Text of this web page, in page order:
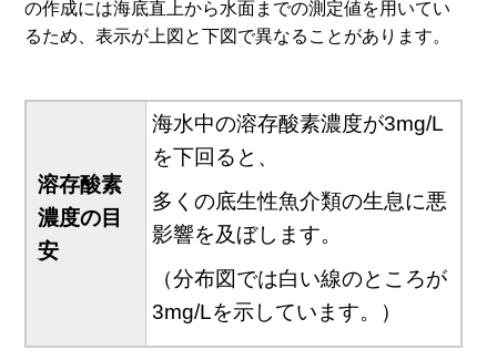
の作成には海底直上から水面までの測定値を用いてい
るため、表示が上図と下図で異なることがあります。
溶存酸素
濃度の目
安
海水中の溶存酸素濃度が3mg/L
を下回ると、
多くの底生性魚介類の生息に悪
影響を及ぼします。
（分布図では白い線のところが
3mg/Lを示しています。）